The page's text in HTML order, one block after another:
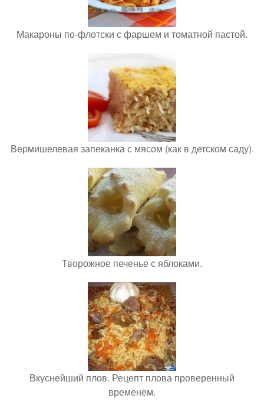
Макароны по-флотски с фаршем и томатной пастой.
Вермишелевая запеканка с мясом (как в детском саду).
Творожное печенье с яблоками.
Вкуснейший плов. Рецепт плова проверенный
временем.